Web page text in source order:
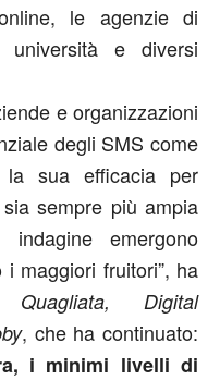
le agenzie di
università e diversi
e organizzazioni
degli SMS come
la sua efficacia per
sempre più ampia
emergono
maggiori fruitori”, ha
Digital
, che ha continuato:
i minimi livelli di